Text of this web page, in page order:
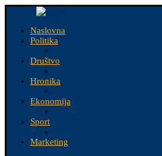
Naslovna
Politika
Društvo
Hronika
Ekonomija
Sport
Marketing